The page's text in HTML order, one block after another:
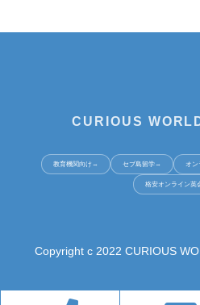
CURIOUS
教育機関向け → セブ島留学→ オン
格安オンライン英
Copyright c 2022 CURIOUS